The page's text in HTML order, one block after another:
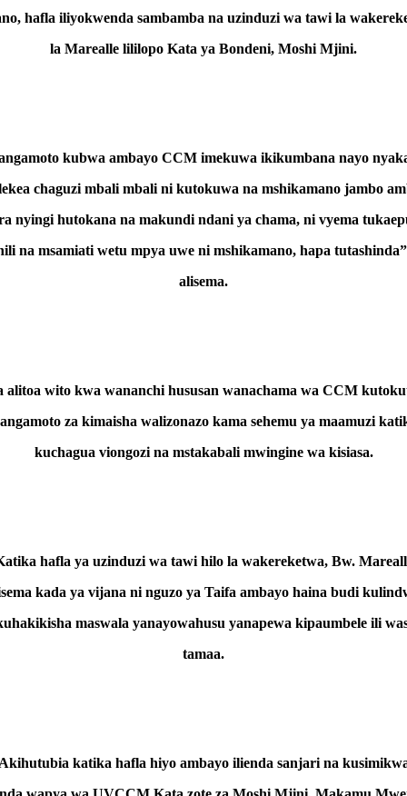
hafla iliyokwenda sambamba na uzinduzi wa tawi la
la Marealle lililopo Kata ya Bondeni, Moshi Mjini.
kubwa ambayo CCM imekuwa ikikumbana nayo
chaguzi mbali mbali ni kutokuwa na mshikamano jambo
nyingi hutokana na makundi ndani ya chama, ni vyema
na msamiati wetu mpya uwe ni mshikamano, hapa
alisema.
alitoa wito kwa wananchi hususan wanachama wa CCM
za kimaisha walizonazo kama sehemu ya maamuzi
kuchagua viongozi na mstakabali mwingine wa kisiasa.
hafla ya uzinduzi wa tawi hilo la wakereketwa, Bw.
kada ya vijana ni nguzo ya Taifa ambayo haina budi
maswala yanayowahusu yanapewa kipaumbele ili
tamaa.
katika hafla hiyo ambayo ilienda sanjari na